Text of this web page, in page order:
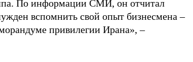
По информации СМИ, он отчитал
вспомнить свой опыт бизнесмена –
привилегии Ирана», –